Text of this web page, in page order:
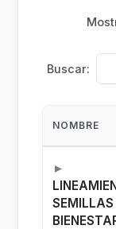
Buscar:
NOMBRE
SEMILLAS